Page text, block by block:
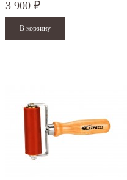
30 апреля - работаем в обычном режиме с
01 по 04 мая - выходные дни с 05 по 07 мая
3 900 ₽